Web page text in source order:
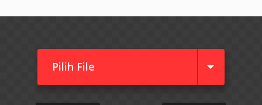
Pilih File